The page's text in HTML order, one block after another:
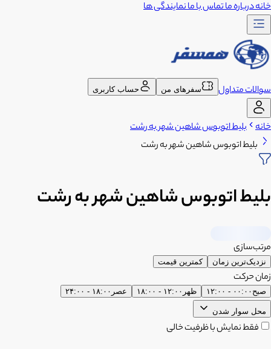
خانهدرباره ماتماس با مانمایندگی ها
سوالات متداول سفرهای من حساب کاربری
خانه بلیط اتوبوس شاهین شهر به رشت
بلیط اتوبوس شاهین شهر به رشت
بلیط اتوبوس شاهین شهر به رشت
مرتب‌سازی
نزدیک‌ترین زمان کمترین قیمت
زمان حرکت
صبح ۰۰:۰۰ - ۱۲:۰۰ ظهر ۱۲:۰۰ - ۱۸:۰۰ عصر ۱۸:۰۰ - ۲۴:۰۰
محل سوار شدن
فقط نمایش با ظرفیت خالی